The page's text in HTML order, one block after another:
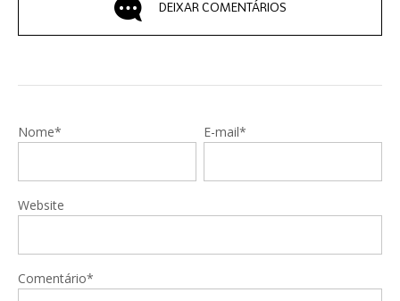
DEIXAR COMENTÁRIOS
Nome* E-mail*
Website
Comentário*